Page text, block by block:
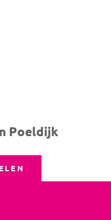
Poeldijk